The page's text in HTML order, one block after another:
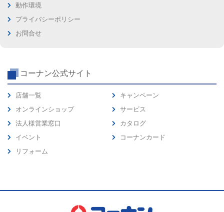
動作環境
プライバシーポリシー
お問合せ
コーナン公式サイト
店舗一覧
オンラインショップ
法人様営業窓口
イベント
リフォーム
キャンペーン
サービス
カタログ
コーナンカード